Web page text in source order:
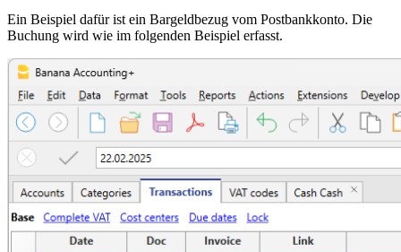
Ein Beispiel dafür ist ein Bargeldbezug vom Postbankkonto. Die
Buchung wird wie im folgenden Beispiel erfasst.